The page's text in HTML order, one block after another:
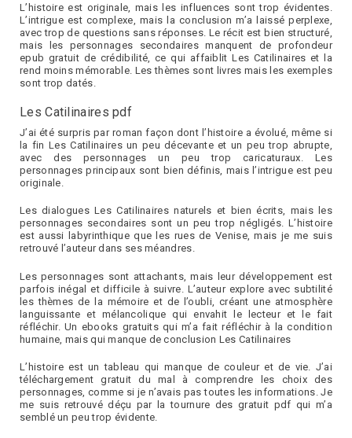
L’histoire est originale, mais les influences sont trop évidentes.
L’intrigue est complexe, mais la conclusion m’a laissé perplexe,
avec trop de questions sans réponses. Le récit est bien structuré,
mais les personnages secondaires manquent de profondeur
epub gratuit de crédibilité, ce qui affaiblit Les Catilinaires et la
rend moins mémorable. Les thèmes sont livres mais les exemples
sont trop datés.
Les Catilinaires pdf
J’ai été surpris par roman façon dont l’histoire a évolué, même si
la fin Les Catilinaires un peu décevante et un peu trop abrupte,
avec des personnages un peu trop caricaturaux. Les
personnages principaux sont bien définis, mais l’intrigue est peu
originale.
Les dialogues Les Catilinaires naturels et bien écrits, mais les
personnages secondaires sont un peu trop négligés. L’histoire
est aussi labyrinthique que les rues de Venise, mais je me suis
retrouvé l’auteur dans ses méandres.
Les personnages sont attachants, mais leur développement est
parfois inégal et difficile à suivre. L’auteur explore avec subtilité
les thèmes de la mémoire et de l’oubli, créant une atmosphère
languissante et mélancolique qui envahit le lecteur et le fait
réfléchir. Un ebooks gratuits qui m’a fait réfléchir à la condition
humaine, mais qui manque de conclusion Les Catilinaires
L’histoire est un tableau qui manque de couleur et de vie. J’ai
téléchargement gratuit du mal à comprendre les choix des
personnages, comme si je n’avais pas toutes les informations. Je
me suis retrouvé déçu par la tournure des gratuit pdf qui m’a
semblé un peu trop évidente.